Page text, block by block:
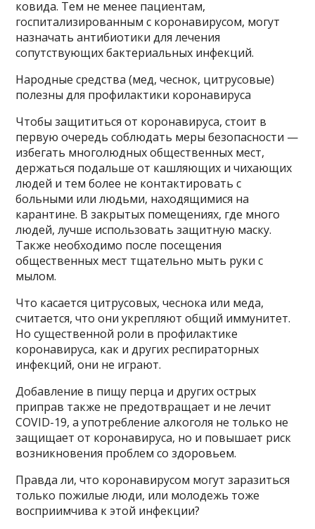
ковида. Тем не менее пациентам,
госпитализированным с коронавирусом, могут
назначать антибиотики для лечения
сопутствующих бактериальных инфекций.
Народные средства (мед, чеснок, цитрусовые)
полезны для профилактики коронавируса
Чтобы защититься от коронавируса, стоит в
первую очередь соблюдать меры безопасности —
избегать многолюдных общественных мест,
держаться подальше от кашляющих и чихающих
людей и тем более не контактировать с
больными или людьми, находящимися на
карантине. В закрытых помещениях, где много
людей, лучше использовать защитную маску.
Также необходимо после посещения
общественных мест тщательно мыть руки с
мылом.
Что касается цитрусовых, чеснока или меда,
считается, что они укрепляют общий иммунитет.
Но существенной роли в профилактике
коронавируса, как и других респираторных
инфекций, они не играют.
Добавление в пищу перца и других острых
приправ также не предотвращает и не лечит
COVID-19, а употребление алкоголя не только не
защищает от коронавируса, но и повышает риск
возникновения проблем со здоровьем.
Правда ли, что коронавирусом могут заразиться
только пожилые люди, или молодежь тоже
восприимчива к этой инфекции?